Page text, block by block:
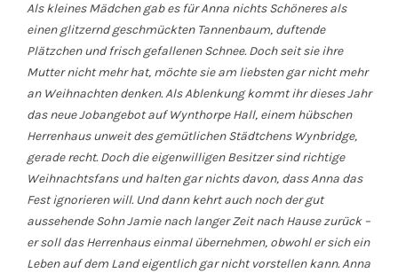
Als kleines Mädchen gab es für Anna nichts Schöneres als
einen glitzernd geschmückten Tannenbaum, duftende
Plätzchen und frisch gefallenen Schnee. Doch seit sie ihre
Mutter nicht mehr hat, möchte sie am liebsten gar nicht mehr
an Weihnachten denken. Als Ablenkung kommt ihr dieses Jahr
das neue Jobangebot auf Wynthorpe Hall, einem hübschen
Herrenhaus unweit des gemütlichen Städtchens Wynbridge,
gerade recht. Doch die eigenwilligen Besitzer sind richtige
Weihnachtsfans und halten gar nichts davon, dass Anna das
Fest ignorieren will. Und dann kehrt auch noch der gut
aussehende Sohn Jamie nach langer Zeit nach Hause zurück –
er soll das Herrenhaus einmal übernehmen, obwohl er sich ein
Leben auf dem Land eigentlich gar nicht vorstellen kann. Anna